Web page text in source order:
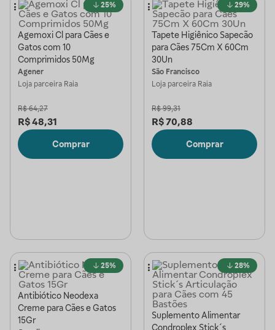
25%
Agemoxi Cl para Cães e
Gatos com 10
Comprimidos 50Mg
Agener
Loja parceira Raia
R$ 64,27
R$48,31
Comprar
29%
Tapete Higiênico Sapecão
para Cães 75Cm X 60Cm
30Un
São Francisco
Loja parceira Raia
R$ 99,31
R$70,88
Comprar
25%
Antibiótico Neodexa
Creme para Cães e Gatos
15Gr
28%
Suplemento Alimentar
Condroplex Stick´s